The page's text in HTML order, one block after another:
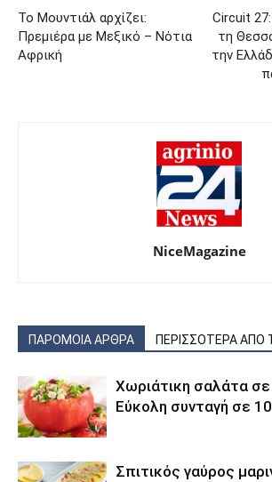
Το Μουντιάλ αρχίζει:
Πρεμιέρα με Μεξικό – Νότια
Αφρική
Circuit
τη
την
NiceMagazine
ΠΑΡΟΜΟΙΑ ΑΡΘΡΑ ΠΕΡΙΣΣΟΤΕΡΑ ΑΠΟ
Χωριάτικη σαλάτα
Εύκολη συνταγή σε
Σπιτικός γαύρος